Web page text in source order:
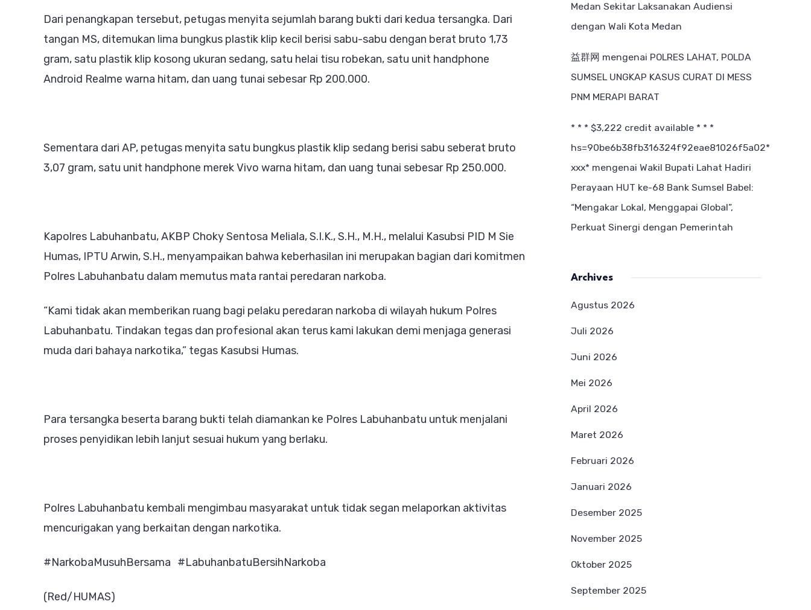
Dari penangkapan tersebut, petugas menyita sejumlah barang bukti dari kedua tersangka. Dari
tangan MS, ditemukan lima bungkus plastik klip kecil berisi sabu-sabu dengan berat bruto 1,73
gram, satu plastik klip kosong ukuran sedang, satu helai tisu robekan, satu unit handphone
Android Realme warna hitam, dan uang tunai sebesar Rp 200.000.
Sementara dari AP, petugas menyita satu bungkus plastik klip sedang berisi sabu seberat bruto
3,07 gram, satu unit handphone merek Vivo warna hitam, dan uang tunai sebesar Rp 250.000.
Kapolres Labuhanbatu, AKBP Choky Sentosa Meliala, S.I.K., S.H., M.H., melalui Kasubsi PID M Sie
Humas, IPTU Arwin, S.H., menyampaikan bahwa keberhasilan ini merupakan bagian dari komitmen
Polres Labuhanbatu dalam memutus mata rantai peredaran narkoba.
“Kami tidak akan memberikan ruang bagi pelaku peredaran narkoba di wilayah hukum Polres
Labuhanbatu. Tindakan tegas dan profesional akan terus kami lakukan demi menjaga generasi
muda dari bahaya narkotika,” tegas Kasubsi Humas.
Para tersangka beserta barang bukti telah diamankan ke Polres Labuhanbatu untuk menjalani
proses penyidikan lebih lanjut sesuai hukum yang berlaku.
Polres Labuhanbatu kembali mengimbau masyarakat untuk tidak segan melaporkan aktivitas
mencurigakan yang berkaitan dengan narkotika.
#NarkobaMusuhBersama #LabuhanbatuBersihNarkoba
(Red/HUMAS)
Medan Sekitar Laksanakan Audiensi
dengan Wali Kota Medan
益群网 mengenai POLRES LAHAT, POLDA
SUMSEL UNGKAP KASUS CURAT DI MESS
PNM MERAPI BARAT
* * * $3,222 credit available * * *
hs=90be6b38fb316324f92eae81026f5a02*
ххх* mengenai Wakil Bupati Lahat Hadiri
Perayaan HUT ke-68 Bank Sumsel Babel:
“Mengakar Lokal, Menggapai Global”,
Perkuat Sinergi dengan Pemerintah
Archives
Agustus 2026
Juli 2026
Juni 2026
Mei 2026
April 2026
Maret 2026
Februari 2026
Januari 2026
Desember 2025
November 2025
Oktober 2025
September 2025